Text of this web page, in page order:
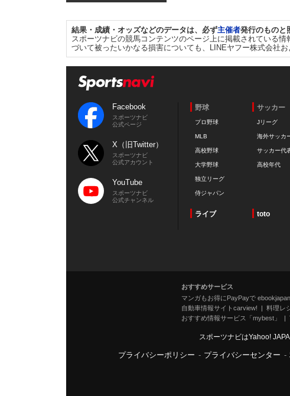
結果・成績・オッズなどのデータは、必ず主催者発行のものと
スポーツナビの競馬コンテンツのページ上に掲載されている
づいて被ったいかなる損害についても、LINEヤフー株式会社
Facebook
スポーツナビ
公式ページ
X（旧Twitter）
スポーツナビ
公式アカウント
YouTube
スポーツナビ
公式チャンネル
野球
プロ野球
MLB
高校野球
大学野球
独立リーグ
侍ジャパン
サッカー
Jリーグ
海外サッカ
サッカー代
高校年代
ライブ toto
おすすめサービス
マンガもお得にPayPayで ebookjapan
自動車情報サイトcarview!
料理レ
おすすめ情報サービス「mybest」
スポーツナビはYahoo!
プライバシーポリシー - プライバシーセンター -